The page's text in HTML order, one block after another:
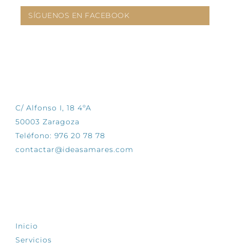
SÍGUENOS EN FACEBOOK
C/ Alfonso I, 18 4ºA
50003 Zaragoza
Teléfono: 976 20 78 78
contactar@ideasamares.com
Inicio
Servicios